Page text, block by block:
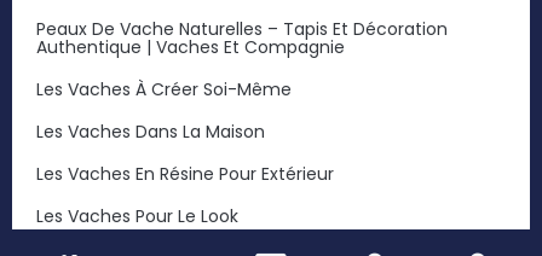
Peaux De Vache Naturelles – Tapis Et Décoration
Authentique | Vaches Et Compagnie
Les Vaches À Créer Soi-Même
Les Vaches Dans La Maison
Les Vaches En Résine Pour Extérieur
Les Vaches Pour Le Look